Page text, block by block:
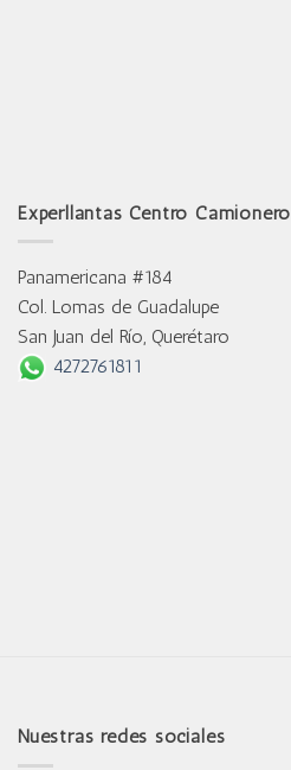
Experllantas Centro Camionero
Panamericana #184
Col. Lomas de Guadalupe
San Juan del Río, Querétaro
4272761811
Nuestras redes sociales